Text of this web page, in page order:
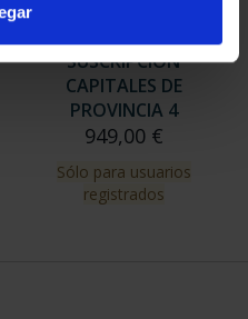
SUSCRIPCIÓN
CAPITALES DE
PROVINCIA 4
949,00 €
Sólo para usuarios
registrados